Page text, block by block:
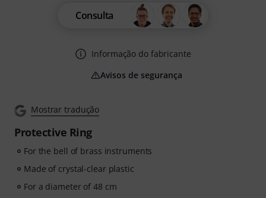
Mostrar tradução
Protective Ring
For the bell of brass instruments
Made of crystal-clear plastic
For a diameter of 48 cm
Consulta
Informação do fabricante
Avisos de segurança